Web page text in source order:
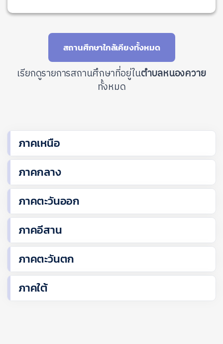
สถานศึกษาใกล้เคียงทั้งหมด
เรียกดูรายการสถานศึกษาที่อยู่ในตำบลหนองควาย
ทั้งหมด
ภาคเหนือ
ภาคกลาง
ภาคตะวันออก
ภาคอีสาน
ภาคตะวันตก
ภาคใต้